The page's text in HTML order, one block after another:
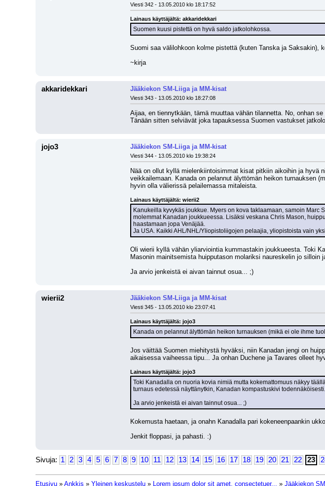
Viesti 342 - 13.05.2010 klo 18:17:52
Lainaus käyttäjältä: akkaridekkari
Suomen kuusi pistettä on hyvä saldo jatkolohkossa.
Suomi saa välilohkoon kolme pistettä (kuten Tanska ja Saksakin),
~kirja
akkaridekkari Jääkiekon SM-Liiga ja MM-kisat
Viesti 343 - 13.05.2010 klo 18:27:08
Aijaa, en tiennytkään, tämä muuttaa vähän tilannetta. No, onhan
Tänään sitten selviävät joka tapauksessa Suomen vastukset
jojo3 Jääkiekon SM-Liiga ja MM-kisat
Viesti 344 - 13.05.2010 klo 19:38:24
Nää on ollut kyllä mielenkiintoisimmat kisat pitkiin aikoihin ja hyvä
veikkailemaan. Kanada on pelannut älyttömän heikon turnauksen
hyvin olla välierissä pelailemassa mitaleista.
Lainaus käyttäjältä: wierii2
Kanukeilla kyvykäs joukkue. Myers on kova taklaamaan, samoin
molemmat Kanadan joukkueessa. Lisäksi veskana Chris Mason,
haastamaan jopa Venäjää.
Ja USA. Kaikki AHL/NHL/Yliopistoliigojen pelaajia, yliopistoista vain
Oli wierii kyllä vähän yliarviointia kummastakin joukkueesta. Toki
Masonin mainitsemista huipputason molariksi naureskelin jo
Ja arvio jenkeistä ei aivan tainnut osua... ;)
wierii2 Jääkiekon SM-Liiga ja MM-kisat
Viesti 345 - 13.05.2010 klo 23:07:41
Lainaus käyttäjältä: jojo3
Kanada on pelannut älyttömän heikon turnauksen (mikä ei ole ihme
Jos väittää Suomen miehitystä hyväksi, niin Kanadan jengi on
aikaisessa vaiheessa tipu... Ja onhan Duchene ja Tavares olleet
Lainaus käyttäjältä: jojo3
Toki Kanadalla on nuoria kovia nimiä mutta kokemattomuus näkyy
turnaus edetessä näyttänytkin, Kanadan kompastuskivi todennäköisesti.
Ja arvio jenkeistä ei aivan tainnut osua... ;)
Kokemusta haetaan, ja onahn Kanadalla pari kokeneenpaankin
Jenkit floppasi, ja pahasti. :)
Sivuja: 1 2 3 4 5 6 7 8 9 10 11 12 13 14 15 16 17 18 19 20 21 22 23
Etusivu » Ankkis » Yleinen keskustelu » Lorem ipsum dolor sit amet, consectetuer... » Jääkiekon